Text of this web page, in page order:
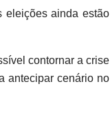
eleições ainda estão
contornar a crise
antecipar cenário no